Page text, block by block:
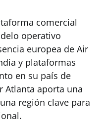
comercial
operativo
europea de Air
y plataformas
en su país de
Atlanta aporta una
región clave para